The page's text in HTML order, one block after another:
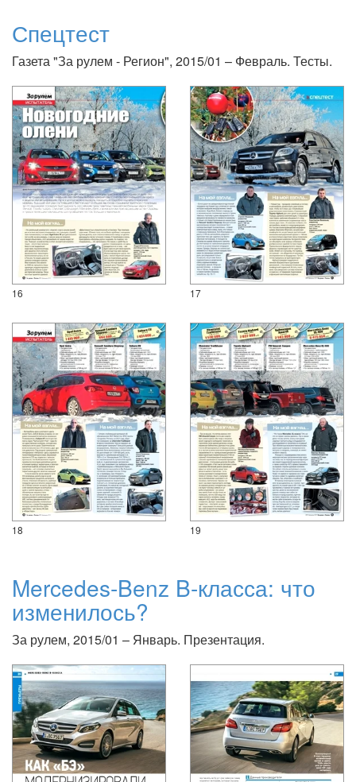
Спецтест
Газета "За рулем - Регион", 2015/01 – Февраль. Тесты.
16 17
18 19
Mercedes-Benz B-класса: что
изменилось?
За рулем, 2015/01 – Январь. Презентация.